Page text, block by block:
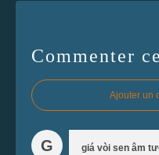
Commenter
Ajouter un
G giá vòi sen âm